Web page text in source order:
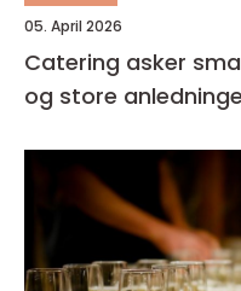
05. April 2026
Catering asker smakfulle løsninger for små
og store